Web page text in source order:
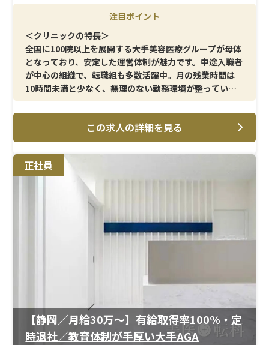
注目ポイント
＜クリニックの特長＞
全国に100院以上を展開する大手美容医療グループが母体
となっており、安定した運営体制が魅力です。中途入職者
が中心の組織で、転職組も多数活躍中。月の残業時間は
10時間未満と少なく、無理のない勤務環境が整っていま
す。
＜主な業務内容＞
AGA領域を中心に、採血・点滴・メソセラピーなどを担
当します。これまでに培った看護技術を活かしながら、美
容医療の分野で経験を積むことができます。
美容分野が未経験の方でも安心できるよう、現場での
OJTを中心としたサポート体制を構築。段階的に業務を
習得できるため、無理なく実務に入っていけます。
＜勤務条件・福利厚生＞
年間休日は125日を確保。結婚・出産祝金として、第一子
30万円、第二子40万円を支給しています。育休取得率は
女性100％、男性33％と実績があり、ライフステージの変
化にも対応しやすい環境です。
この求人の詳細を見る
正社員
【静岡／月給30万〜】有給取得率100%・定
時退社／教育体制が手厚い大手AGA